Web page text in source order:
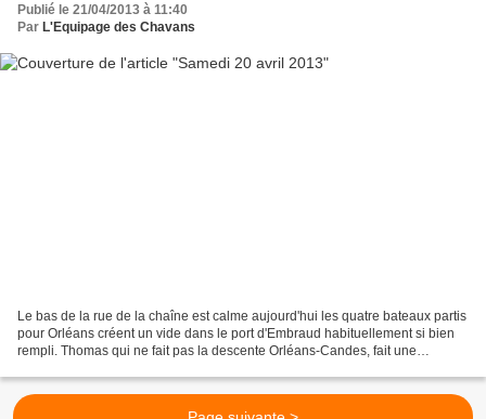
Publié le 21/04/2013 à 11:40
Par L'Equipage des Chavans
Le bas de la rue de la chaîne est calme aujourd'hui les quatre bateaux partis
pour Orléans créent un vide dans le port d'Embraud habituellement si bien
rempli. Thomas qui ne fait pas la descente Orléans-Candes, fait une